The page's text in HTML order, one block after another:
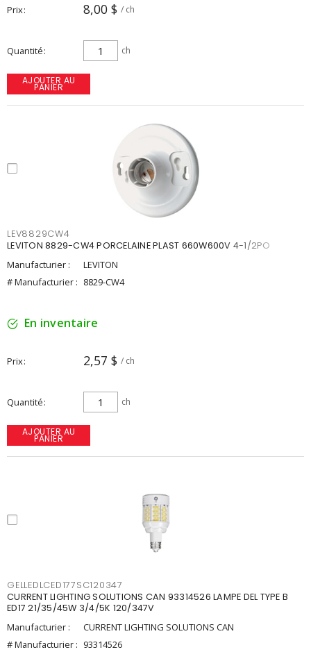
Prix 8,00 $ / ch
Quantité ch
AJOUTER AU
PANIER
LEV8829CW4
LEVITON 8829-CW4 PORCELAINE PLAST 660W600V 4-1/2PO
Manufacturier :
LEVITON
# Manufacturier : 8829-CW4
En inventaire
Prix 2,57 $ / ch
Quantité ch
AJOUTER AU
PANIER
GELLEDLCED177SC120347
CURRENT LIGHTING SOLUTIONS CAN 93314526 LAMPE DEL TYPE B
ED17 21/35/45W 3/4/5K 120/347V
Manufacturier :
CURRENT LIGHTING SOLUTIONS CAN
# Manufacturier : 93314526